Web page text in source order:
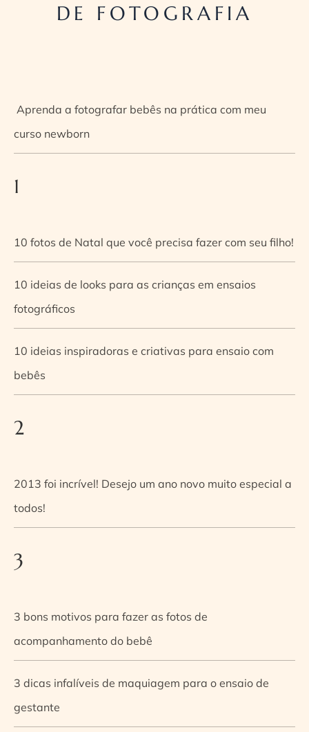
DE FOTOGRAFIA
Aprenda a fotografar bebês na prática com meu
curso newborn
1
10 fotos de Natal que você precisa fazer com seu filho!
10 ideias de looks para as crianças em ensaios
fotográficos
10 ideias inspiradoras e criativas para ensaio com
bebês
2
2013 foi incrível! Desejo um ano novo muito especial a
todos!
3
3 bons motivos para fazer as fotos de
acompanhamento do bebê
3 dicas infalíveis de maquiagem para o ensaio de
gestante